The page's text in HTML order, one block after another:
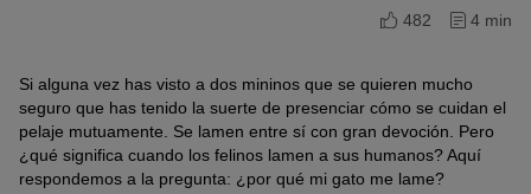
482
4 min
Si alguna vez has visto a dos mininos que se quieren mucho
seguro que has tenido la suerte de presenciar cómo se cuidan el
pelaje mutuamente. Se lamen entre sí con gran devoción. Pero
¿qué significa cuando los felinos lamen a sus humanos? Aquí
respondemos a la pregunta: ¿por qué mi gato me lame?